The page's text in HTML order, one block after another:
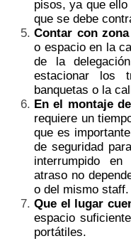
pisos, ya que
que se debe
Contar con
o espacio en la
de la
estacionar los
banquetas o la
En el montaje
requiere un
que es
de seguridad
interrumpido
atraso no
o del mismo staff.
Que el lugar
espacio
portátiles.